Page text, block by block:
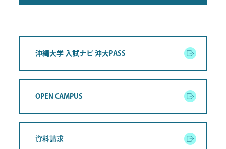
沖縄大学 入試ナビ 沖大PASS
OPEN CAMPUS
資料請求